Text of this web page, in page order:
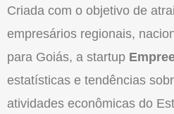
Criada com o objetivo de
empresários regionais,
para Goiás, a startup
estatísticas e tendências
atividades econômicas do